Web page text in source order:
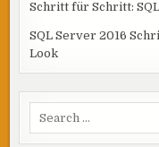
Schritt für Schritt:
SQL Server 2016
Look